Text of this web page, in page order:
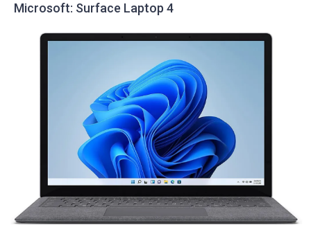
Microsoft: Surface Laptop 4